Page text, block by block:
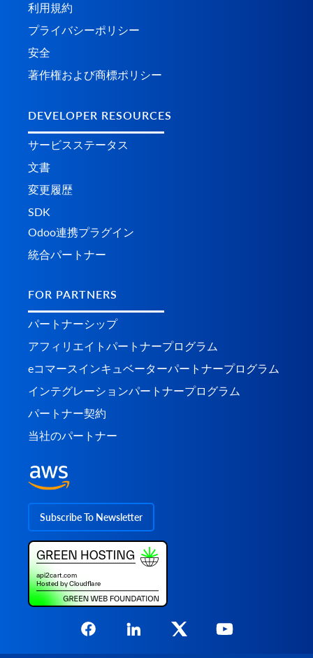
利用規約
プライバシーポリシー
安全
著作権および商標ポリシー
DEVELOPER RESOURCES
サービスステータス
文書
変更履歴
SDK
Odoo連携プラグイン
統合パートナー
FOR PARTNERS
パートナーシップ
アフィリエイトパートナープログラム
eコマースインキュベーターパートナープログラム
インテグレーションパートナープログラム
パートナー契約
当社のパートナー
Subscribe To Newsletter